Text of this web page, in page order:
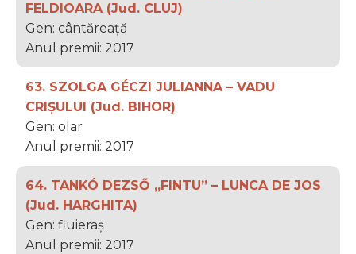
FELDIOARA (Jud. CLUJ)
Gen: cântăreață
Anul premii: 2017
63. SZOLGA GÉCZI JULIANNA – VADU
CRIȘULUI (Jud. BIHOR)
Gen: olar
Anul premii: 2017
64. TANKÓ DEZSŐ „FINTU” – LUNCA DE JOS
(Jud. HARGHITA)
Gen: fluieraș
Anul premii: 2017